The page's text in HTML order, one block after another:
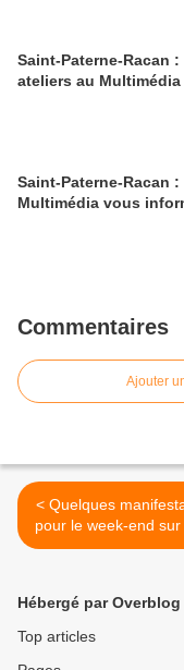
Saint-Paterne-Racan
ateliers au Multimédia
Saint-Paterne-Racan
Multimédia vous
Commentaires
Ajouter
< Quelques manifestations
pour le week-end sur
territoire
Hébergé par Overblog
Top articles